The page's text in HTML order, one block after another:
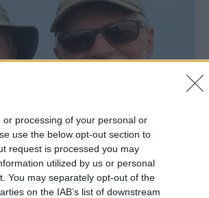
processing of your personal or
use the below opt-out section to
request is processed you may
utilized by us or personal
You may separately opt-out of the
on the IAB’s list of downstream